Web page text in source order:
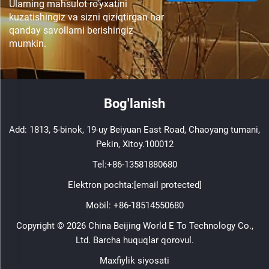
Ularning mahsulot ro'yxatini
kuzatishingiz va sizni qiziqtirgan har
qanday savollarni berishingiz
mumkin.
Bog'lanish
Add: 1813, 5-binok, 19-uy Beiyuan East Road, Chaoyang tumani,
Pekin, Xitoy.100012
Tel:+86-13581880680
Elektron pochta:[email protected]
Mobil: +86-18514550680
Copyright © 2026 China Beijing World E To Technology Co.,
Ltd. Barcha huquqlar qorovul.
Maxfiylik siyosati